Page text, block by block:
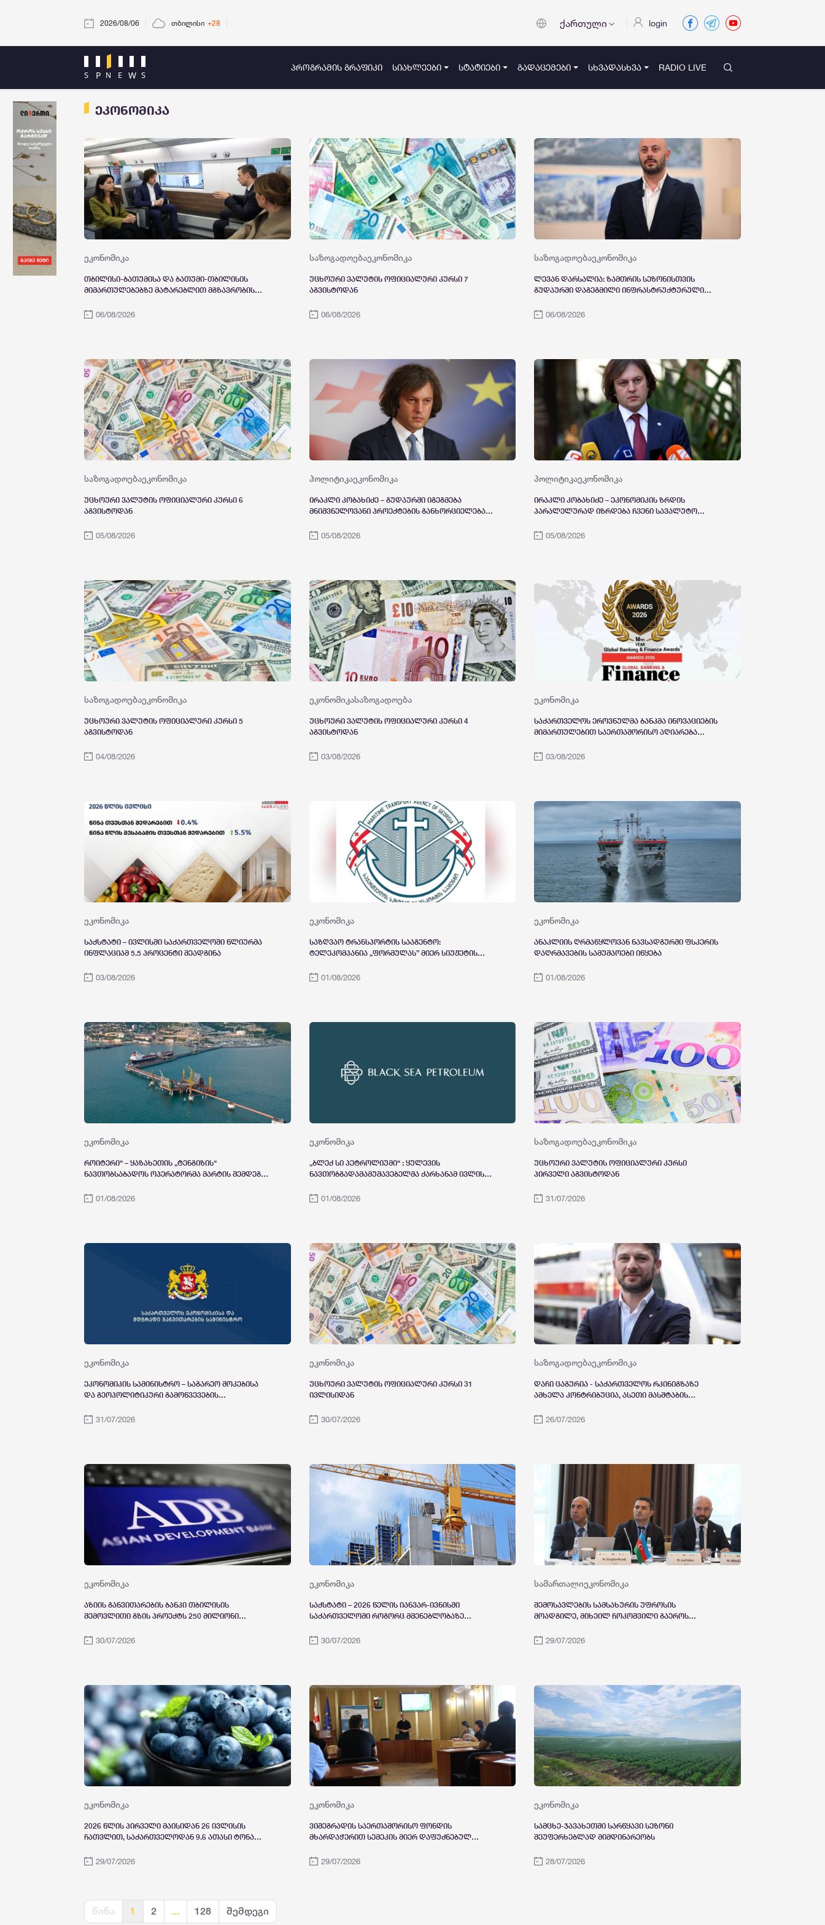
2026/08/06 თბილისი +28 ქართული login
ᲞᲠᲝᲒᲠᲐᲛᲘᲡ ᲒᲠᲐᲤᲘᲙᲘ ᲡᲘᲐᲮᲚᲔᲔᲑᲘ ᲡᲢᲐᲢᲘᲔᲑᲘ ᲒᲐᲓᲐᲪᲔᲛᲔᲑᲘ ᲡᲮᲕᲐᲓᲐᲡᲮᲕᲐ RADIO LIVE
ეკონომიკა
ეკონომიკა
თბილისი-ბათუმისა და ბათუმი-თბილისის
მიმართულებებზე მატარებლით მგზავრობის
თბილისი-ბათუმი-თბილისის მატარებლით
06/08/2026
საზოგადოებაეკონომიკა
უცხოური ვალუტის ოფიციალური კურსი 7
აგვისტოდან
06/08/2026
საზოგადოებაეკონომიკა
ლევან დარსალია: ზამთრის სეზონისთვის
გუდაურში დაგეგმილი ინფრასტრუქტურული
ტურისტული პოტენციალის გაზრდას
06/08/2026
საზოგადოებაეკონომიკა
უცხოური ვალუტის ოფიციალური კურსი 6
აგვისტოდან
05/08/2026
პოლიტიკაეკონომიკა
ირაკლი კობახიძე – გუდაურში იგეგმება
მნიშვნელოვანი პროექტების განხორციელება,
გათოვლიანების სისტემით აღჭურვა
05/08/2026
პოლიტიკაეკონომიკა
ირაკლი კობახიძე – ეკონომიკის ზრდის
პარალელურად იზრდება ჩვენი სავალუტო
რეზერვებმა შეადგინა 7.1 მლრდ დოლარი, რაც
05/08/2026
საზოგადოებაეკონომიკა
უცხოური ვალუტის ოფიციალური კურსი 5
აგვისტოდან
04/08/2026
ეკონომიკასაზოგადოება
უცხოური ვალუტის ოფიციალური კურსი 4
აგვისტოდან
03/08/2026
ეკონომიკა
საქართველოს ეროვნულმა ბანკმა ინოვაციების
მიმართულებით საერთაშორისო აღიარება
03/08/2026
ეკონომიკა
საქსტატი – ივლისში საქართველოში წლიურმა
ინფლაციამ 5.5 პროცენტი შეადგინა
03/08/2026
ეკონომიკა
საზღვაო ტრანსპორტის სააგენტო:
ტელეკომპანია „ფორმულას” მიერ სიუჟეტის
TARYN EVE (IMO 9256925) სანქცირებული გემია,
01/08/2026
ეკონომიკა
ანაკლიის ღრმაწყლოვან ნავსადგურში ფსკერის
დაღრმავების სამუშაოები იწყება
01/08/2026
ეკონომიკა
როიტერი“ – ყაზახეთის „ტენგიზის“
ნავთობსაბადოს ოპერატორმა მარტის შემდეგ
ბათუმის პორტის გავლით
01/08/2026
ეკონომიკა
„ბლექ სი პეტროლიუმი“ : ყულევის
ნავთობგადამამუშავებელმა ქარხანამ ივლისის
წარმოშობის ნედლი ნავთობი. ბლექ სი
01/08/2026
საზოგადოებაეკონომიკა
უცხოური ვალუტის ოფიციალური კურსი
პირველი აგვისტოდან
31/07/2026
ეკონომიკა
ეკონომიკის სამინისტრო – საგარეო შოკებისა
და გეოპოლიტიკური გამოწვევების
ტემპით ვითარდება
31/07/2026
ეკონომიკა
უცხოური ვალუტის ოფიციალური კურსი 31
ივლისიდან
30/07/2026
საზოგადოებაეკონომიკა
დაჩი ცაგურია - საქართველოს რკინიგზაზე
ამხელა კონტრიბუცია, ასეთი მასშტაბის
ისტორიაში არ ყოფილა
26/07/2026
ეკონომიკა
აზიის განვითარების ბანკი თბილისის
შემოვლითი გზის პროექტს 250 მილიონი
30/07/2026
ეკონომიკა
საქსტატი – 2026 წელის იანვარ-ივნისში
საქართველოში როგორც მშენებლობაზე
მიღებული ობიექტების რაოდენობა შემცირდა
30/07/2026
სამართალიეკონომიკა
შემოსავლების სამსახურის უფროსის
მოადგილე, მიხეილ ჩოკოშვილი გაეროს
ბრძოლის ოფისის (UNODC) ყოველწლიურ
29/07/2026
ეკონომიკა
2026 წლის პირველი მაისიდან 26 ივლისის
ჩათვლით, საქართველოდან 9.6 ათასი ტონა
შედარებით, მაჩვენებელი 53%-ით არის
29/07/2026
ეკონომიკა
ვიშეგრადის საერთაშორისო ფონდის
მხარდაჭერით სემეკის მიერ დაფუძნებულ
პროექტის ფარგლებში გურიის რეგიონში
29/07/2026
ეკონომიკა
სამცხე-ჯავახეთში სარწყავი სეზონი
შეუფერხებლად მიმდინარეობს
28/07/2026
წინა 1 2 ... 128 შემდეგი